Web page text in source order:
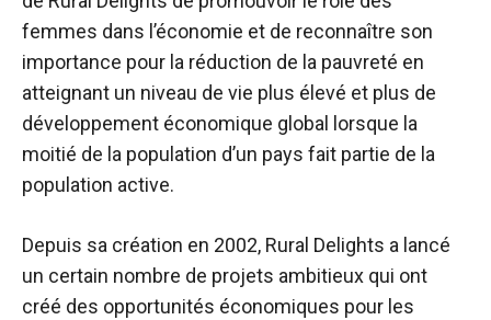
femmes dans l’économie et de reconnaître son
importance pour la réduction de la pauvreté en
atteignant un niveau de vie plus élevé et plus de
développement économique global lorsque la
moitié de la population d’un pays fait partie de la
population active.
Depuis sa création en 2002, Rural Delights a lancé
un certain nombre de projets ambitieux qui ont
créé des opportunités économiques pour les